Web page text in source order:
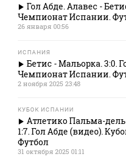
Гол Абде. Алавес -
Чемпионат Испании.
26 января 00:56
ИСПАНИЯ
Бетис - Мальорка. 3:0.
Чемпионат Испании.
2 ноября 2025 23:48
КУБОК ИСПАНИИ
Атлетико Пальма-
1:7. Гол Абде (видео).
Футбол
31 октября 2025 01:11